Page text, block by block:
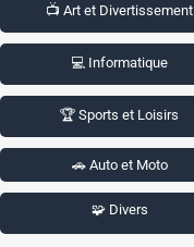
📺 Art et Divertissement
💻 Informatique
🏆 Sports et Loisirs
🚗 Auto et Moto
🧩 Divers